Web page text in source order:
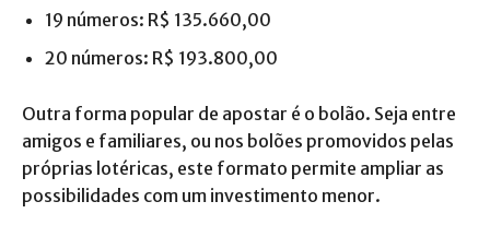
19 números: R$ 135.660,00
20 números: R$ 193.800,00
Outra forma popular de apostar é o bolão. Seja entre
amigos e familiares, ou nos bolões promovidos pelas
próprias lotéricas, este formato permite ampliar as
possibilidades com um investimento menor.